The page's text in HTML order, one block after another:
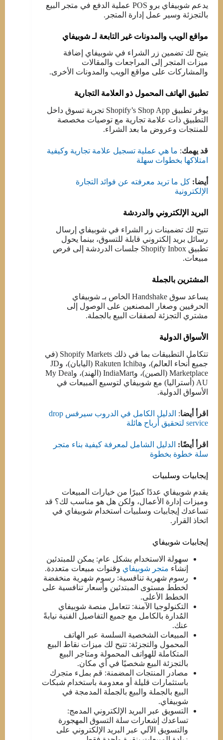
يدعم شوبيفاي برو POS عملية الدفع في متجر البيع
بالتجزئة وسير عمل إدارة المتجر.
مواقع الويب والمدونات غير التابعة لـ شوبيفاي
يتيح لك تضمين زر الشراء في شوبيفاي إضافة
ميزات المتجر إلى المراجعات والمقالات
والمشاركات على مواقع الويب والمدونات الأخرى.
تطبيق الهاتف المحمول ذو العلامة التجارية
يوفر تطبيق Shopify’s Shop App تجربة تسوق داخل
التطبيق ذات علامة تجارية مع توصيات مخصصة
للمنتجات وعروض ما بعد الشراء.
قد يهمك: ما هي عملية تسجيل علامة تجارية وكيفية
امتلاكها بخطوات سهلة
أيضا: كل ما تريد معرفته عن فوائد التجارة
الإلكترونية
البريد الإلكتروني والدردشة
تتيح لك تضمينات زر الشراء في شوبيفاي إرسال
رسائل بريد إلكتروني قابلة للتسوق، بينما يحول
تطبيق Shopify Inbox جلسات الدردشة إلى فرص
مبيعات.
المشترين بالجملة
يساعد سوق Handshake الخاص بـ شوبيفاي
الحرفيين وصغار المصنعين على الوصول إلى
مشتري التجزئة لصفقات البيع بالجملة.
الأسواق الدولية
تتكامل التطبيقات بما في ذلك Shopify Markets (في
جميع أنحاء العالم)، وRakuten Ichiba (اليابان)، وJD
Marketplace (الصين)، وIndiaMart (الهند)، وMy Deal
AU (أستراليا) مع شوبيفاي لتوسيع المبيعات في
الأسواق الدولية.
اقرأ أيضا:
الدليل الكامل في الدروب سيرفس drop
service لتحقيق أرباح هائلة
اقرأ أيضًا: الدليل الشامل لمعرفة كيفية بناء متجر
سلة خطوة بخطوة
إيجابيات وسلبيات
يقدم شوبيفاي عددًا كبيرًا من خيارات المبيعات
وميزات إدارة الأعمال، ولكن هل هو مناسب لك؟ قد
تساعدك إيجابيات وسلبيات استخدام شوبيفاي في
اتخاذ القرار.
إيجابيات شوبيفاي
سهولة الاستخدام بشكل عام: يمكن للمبتدئين
إنشاء متجر شوبيفاي وقنوات مبيعات متعددة.
رسوم شهرية تنافسية: رسوم شهرية منخفضة
لخطط مستوى المبتدئين وأسعار تنافسية على
الخطط الأعلى.
التكنولوجيا الآمنة: تتعامل منصة شوبيفاي
المُدارة بالكامل مع جميع التفاصيل الفنية نيابةً
عنك.
المبيعات الشخصية السلسة عبر الهاتف
المحمول والتجزئة: تتيح لك ميزات نقاط البيع
المتكاملة للهواتف المحمولة ومتاجر البيع
بالتجزئة البيع شخصيًا في أي مكان.
مصادر المنتجات المضمنة: قم بملء متجرك
باستثمارات قليلة أو معدومة باستخدام شبكات
البيع بالجملة والبيع بالجملة المدمجة في
شوبيفاي.
التسويق عبر البريد الإلكتروني المدمج:
تساعدك إشعارات سلة التسوق المهجورة
والتسويق الآلي عبر البريد الإلكتروني على